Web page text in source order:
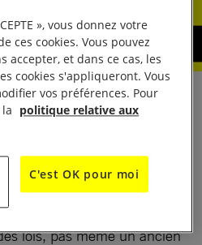
qui requièrent la peine
sud-coréen Yoon
d’Amnesty
lois, pas même un ancien
», vous donnez votre
ces cookies. Vous pouvez
accepter, et dans ce cas, les
cookies s'appliqueront. Vous
vos préférences. Pour
politique relative aux
C'est OK pour moi